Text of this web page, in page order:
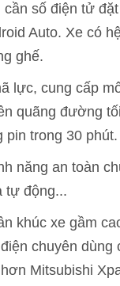
số điện tử
Auto. Xe có
ghế.
lực, cung cấp
quãng đường
pin trong 30 phút.
năng an toàn
tự động...
khúc xe gầm
chuyên dùng
Mitsubishi